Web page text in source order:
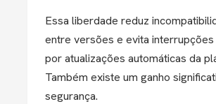
Essa liberdade reduz
entre versões e evita interrupções
por atualizações automáticas da
Também existe um ganho
segurança.